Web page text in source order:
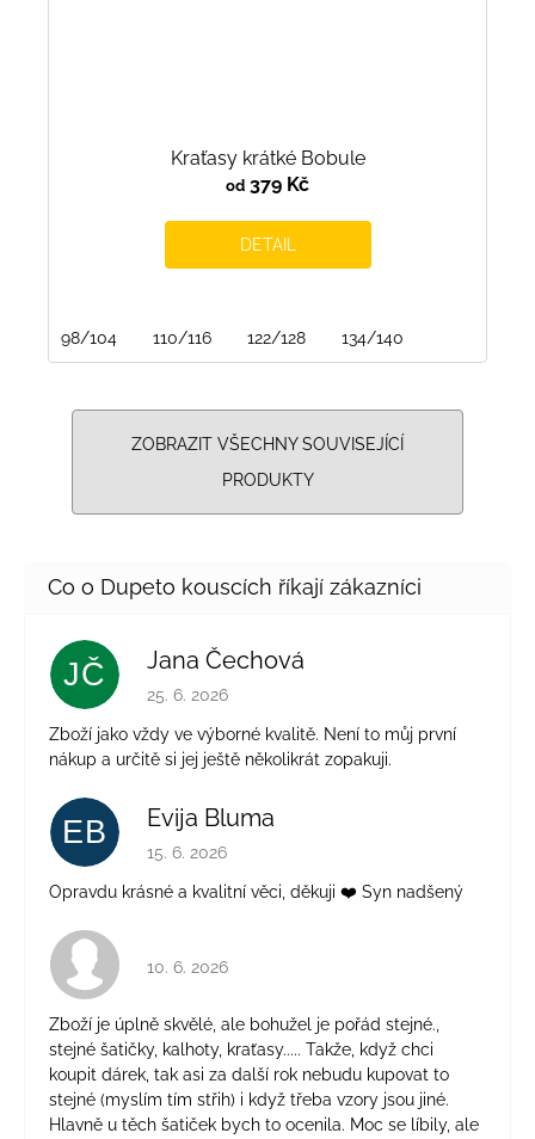
Kraťasy krátké Bobule
od 379 Kč
DETAIL
98/104 110/116 122/128 134/140
ZOBRAZIT VŠECHNY SOUVISEJÍCÍ
PRODUKTY
JČ Jana Čechová
Hodnocení obchodu je 5 z 5 hvězdiček.
25. 6. 2026
Zboží jako vždy ve výborné kvalitě. Není to můj první
nákup a určitě si jej ještě několikrát zopakuji.
EB Evija Bluma
Hodnocení obchodu je 5 z 5 hvězdiček.
15. 6. 2026
Opravdu krásné a kvalitní věci, děkuji ❤️ Syn nadšený
Hodnocení obchodu je 4 z 5 hvězdiček.
10. 6. 2026
Zboží je úplně skvělé, ale bohužel je pořád stejné.,
stejné šatičky, kalhoty, kraťasy..... Takže, když chci
koupit dárek, tak asi za další rok nebudu kupovat to
stejné (myslím tím střih) i když třeba vzory jsou jiné.
Hlavně u těch šatiček bych to ocenila. Moc se líbily, ale